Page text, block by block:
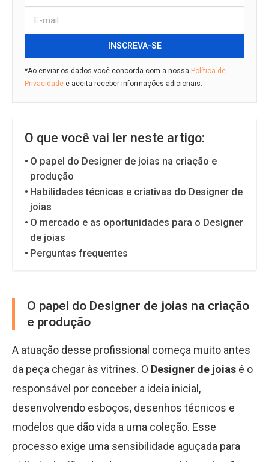
INSCREVA-SE
*Ao enviar os dados você concorda com a nossa Política de
Privacidade e aceita receber informações adicionais.
O que você vai ler neste artigo:
O papel do Designer de joias na criação e
produção
Habilidades técnicas e criativas do Designer de
joias
O mercado e as oportunidades para o Designer
de joias
Perguntas frequentes
O papel do Designer de joias na criação
e produção
A atuação desse profissional começa muito antes
da peça chegar às vitrines. O Designer de joias é o
responsável por conceber a ideia inicial,
desenvolvendo esboços, desenhos técnicos e
modelos que dão vida a uma coleção. Esse
processo exige uma sensibilidade aguçada para